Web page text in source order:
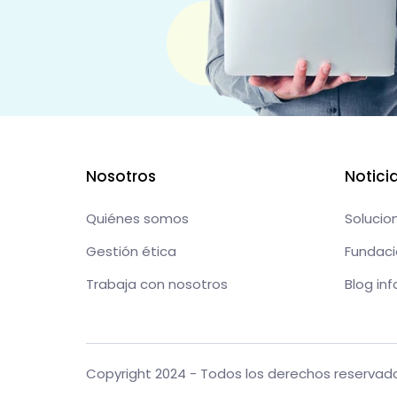
Nosotros
Quiénes somos
Gestión ética
Trabaja con nosotros
Blog
Copyright 2024 - Todos los derechos